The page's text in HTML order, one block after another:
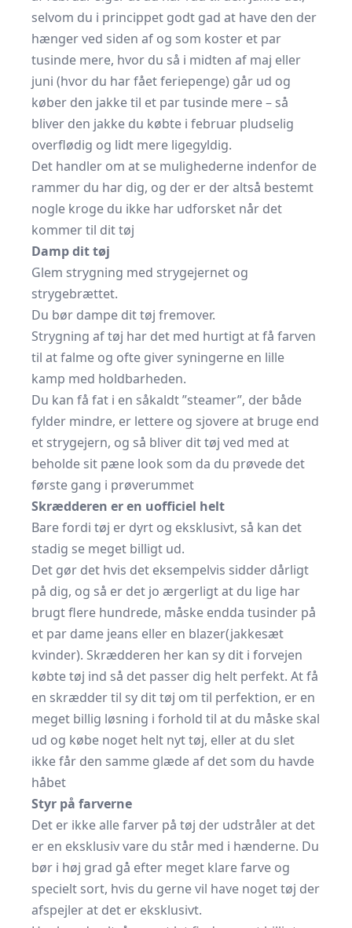
selvom du i princippet godt gad at have den der
hænger ved siden af og som koster et par
tusinde mere, hvor du så i midten af maj eller
juni (hvor du har fået feriepenge) går ud og
køber den jakke til et par tusinde mere – så
bliver den jakke du købte i februar pludselig
overflødig og lidt mere ligegyldig.
Det handler om at se mulighederne indenfor de
rammer du har dig, og der er der altså bestemt
nogle kroge du ikke har udforsket når det
kommer til dit tøj
Damp dit tøj
Glem strygning med strygejernet og
strygebrættet.
Du bør dampe dit tøj fremover.
Strygning af tøj har det med hurtigt at få farven
til at falme og ofte giver syningerne en lille
kamp med holdbarheden.
Du kan få fat i en såkaldt ”steamer”, der både
fylder mindre, er lettere og sjovere at bruge end
et strygejern, og så bliver dit tøj ved med at
beholde sit pæne look som da du prøvede det
første gang i prøverummet
Skrædderen er en uofficiel helt
Bare fordi tøj er dyrt og eksklusivt, så kan det
stadig se meget billigt ud.
Det gør det hvis det eksempelvis sidder dårligt
på dig, og så er det jo ærgerligt at du lige har
brugt flere hundrede, måske endda tusinder på
et par dame jeans eller en blazer(jakkesæt
kvinder). Skrædderen her kan sy dit i forvejen
købte tøj ind så det passer dig helt perfekt. At få
en skrædder til sy dit tøj om til perfektion, er en
meget billig løsning i forhold til at du måske skal
ud og købe noget helt nyt tøj, eller at du slet
ikke får den samme glæde af det som du havde
håbet
Styr på farverne
Det er ikke alle farver på tøj der udstråler at det
er en eksklusiv vare du står med i hænderne. Du
bør i høj grad gå efter meget klare farve og
specielt sort, hvis du gerne vil have noget tøj der
afspejler at det er eksklusivt.